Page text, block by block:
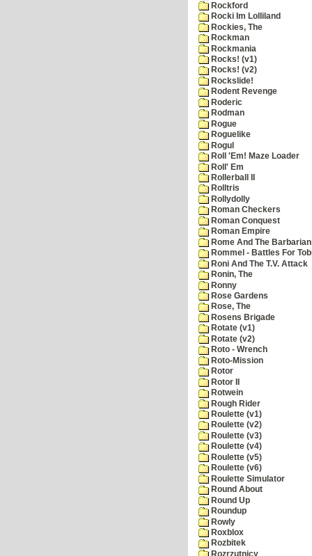
Rockford
Rocki Im Lolliland
Rockies, The
Rockman
Rockmania
Rocks! (v1)
Rocks! (v2)
Rockslide!
Rodent Revenge
Roderic
Rodman
Rogue
Roguelike
Rogul
Roll 'Em! Maze Loader
Roll' Em
Rollerball II
Rolltris
Rollydolly
Roman Checkers
Roman Conquest
Roman Empire
Rome And The
Rommel - Battles For
Roni And The T.V. Attack
Ronin, The
Ronny
Rose Gardens
Rose, The
Rosens Brigade
Rotate (v1)
Rotate (v2)
Roto - Wrench
Roto-Mission
Rotor
Rotor II
Rotwein
Rough Rider
Roulette (v1)
Roulette (v2)
Roulette (v3)
Roulette (v4)
Roulette (v5)
Roulette (v6)
Roulette Simulator
Round About
Round Up
Roundup
Rowly
Roxblox
Rozbitek
Rozrzutnicy